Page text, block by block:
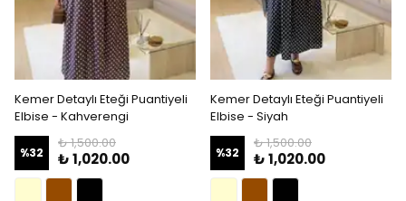
Kemer Detaylı Eteği Puantiyeli
Elbise - Kahverengi
%32
₺ 1,500.00
₺ 1,020.00
Kemer Detaylı Eteği Puantiyeli
Elbise - Siyah
%32
₺ 1,500.00
₺ 1,020.00